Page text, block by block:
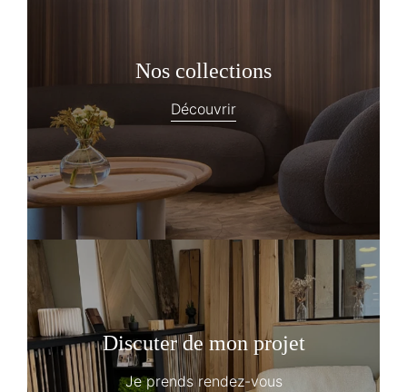
Nos collections
Découvrir
Discuter de mon projet
Je prends rendez-vous